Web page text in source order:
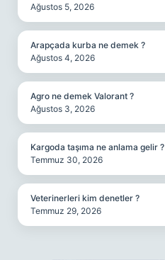
Ağustos 5, 2026
Arapçada kurba ne demek ?
Ağustos 4, 2026
Agro ne demek Valorant ?
Ağustos 3, 2026
Kargoda taşıma ne anlama gelir ?
Temmuz 30, 2026
Veterinerleri kim denetler ?
Temmuz 29, 2026